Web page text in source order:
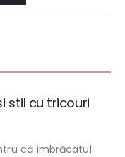
stil cu tricouri
că îmbrăcatul